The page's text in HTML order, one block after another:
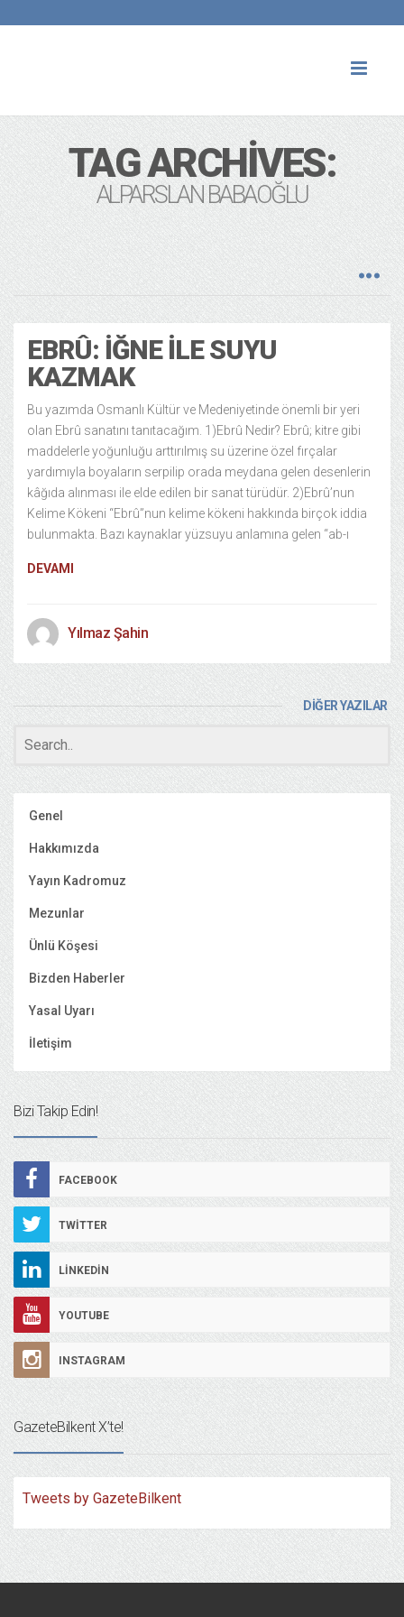
TAG ARCHIVES:
ALPARSLAN BABAOĞLU
EBRÛ: İĞNE ILE SUYU
KAZMAK
Bu yazımda Osmanlı Kültür ve Medeniyetinde önemli bir yeri
olan Ebrû sanatını tanıtacağım. 1)Ebrû Nedir? Ebrû; kitre gibi
maddelerle yoğunluğu arttırılmış su üzerine özel fırçalar
yardımıyla boyaların serpilip orada meydana gelen desenlerin
kâğıda alınması ile elde edilen bir sanat türüdür. 2)Ebrû’nun
Kelime Kökeni “Ebrû”nun kelime kökeni hakkında birçok iddia
bulunmakta. Bazı kaynaklar yüzsuyu anlamına gelen “ab-ı
DEVAMI
Yılmaz Şahin
DİĞER YAZILAR
Genel
Hakkımızda
Yayın Kadromuz
Mezunlar
Ünlü Köşesi
Bizden Haberler
Yasal Uyarı
İletişim
Bizi Takip Edin!
FACEBOOK
TWITTER
LINKEDIN
YOUTUBE
INSTAGRAM
GazeteBilkent X’te!
Tweets by GazeteBilkent